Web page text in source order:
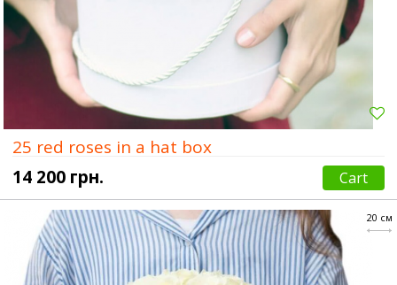
25 red roses in a hat box
14 200 грн.
Cart
20 см